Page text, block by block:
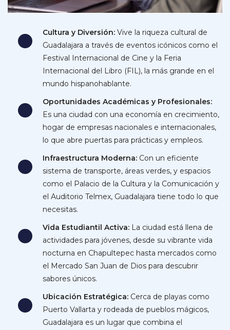
Cultura y Diversión: Vive la riqueza cultural de
Guadalajara a través de eventos icónicos como el
Festival Internacional de Cine y la Feria
Internacional del Libro (FIL), la más grande en el
mundo hispanohablante.
Oportunidades Académicas y Profesionales:
Es una ciudad con una economía en crecimiento,
hogar de empresas nacionales e internacionales,
lo que abre puertas para prácticas y empleos.
Infraestructura Moderna: Con un eficiente
sistema de transporte, áreas verdes, y espacios
como el Palacio de la Cultura y la Comunicación y
el Auditorio Telmex, Guadalajara tiene todo lo que
necesitas.
Vida Estudiantil Activa:La ciudad está llena de
actividades para jóvenes, desde su vibrante vida
nocturna en Chapultepec hasta mercados como
el Mercado San Juan de Dios para descubrir
sabores únicos.
Ubicación Estratégica:Cerca de playas como
Puerto Vallarta y rodeada de pueblos mágicos,
Guadalajara es un lugar que combina el